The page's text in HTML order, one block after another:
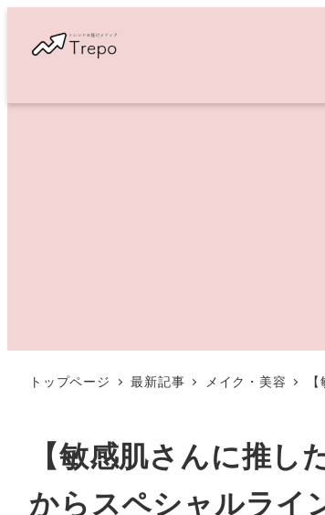
トップページ 最新記事 メイク・美容
【敏感肌さんに推し
からスペシャルライ